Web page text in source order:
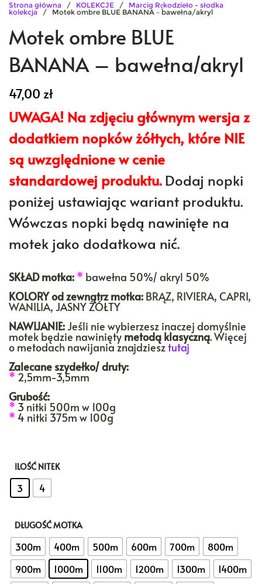
Strona główna / KOLEKCJE / Marcig Rękodzieło - słodka
kolekcja / Motek ombre BLUE BANANA – bawełna/akryl
Motek ombre BLUE
BANANA – bawełna/akryl
47,00 zł
UWAGA! Na zdjęciu głównym wersja z
dodatkiem nopków żółtych, które NIE
są uwzględnione w cenie
standardowej produktu.Dodaj nopki
poniżej ustawiając wariant produktu.
Wówczas nopki będą nawinięte na
motek jako dodatkowa nić.
SKŁAD motka: * bawełna 50%/ akryl 50%
KOLORYod zewnątrz motka: BRĄZ, RIVIERA, CAPRI,
WANILIA, JASNY ŻÓŁTY
NAWIJANIE:Jeśli nie wybierzesz inaczej domyślnie
motek będzie nawinięty metodą klasyczną. Więcej
o metodach nawijania znajdziesztutaj
Zalecane szydełko/ druty:
* 2,5mm-3,5mm
Grubość:
* 3 nitki 500m w 100g
* 4 nitki 375m w 100g
ILOŚĆ NITEK
3 4
DŁUGOŚĆ MOTKA
300m 400m 500m 600m 700m
800m
900m
1000m 1100m 1200m 1300m
1400m